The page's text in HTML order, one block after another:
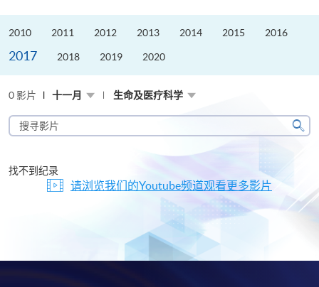
2010 2011 2012 2013 2014 2015 2016
2017 2018 2019 2020
0 影片 十一月 生命及医疗科学
搜
寻
片
搜
找不到纪录
请浏览我们的Youtube频道观看更多影片